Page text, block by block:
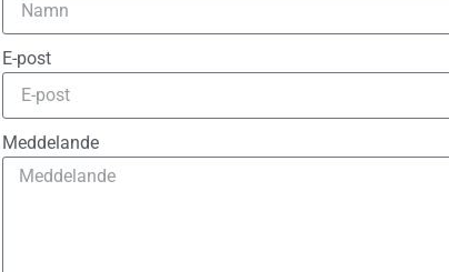
E-post
Meddelande